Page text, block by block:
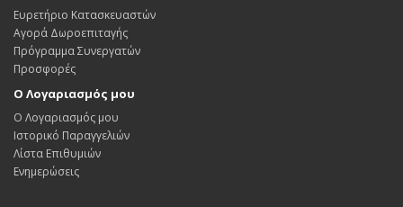
Ευρετήριο Κατασκευαστών
Αγορά Δωροεπιταγής
Πρόγραμμα Συνεργατών
Προσφορές
Ο Λογαριασμός μου
Ο Λογαριασμός μου
Ιστορικό Παραγγελιών
Λίστα Επιθυμιών
Ενημερώσεις